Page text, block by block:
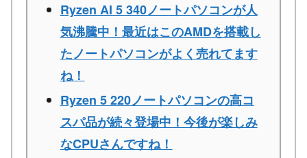
Ryzen AI 5 340ノートパソコンが人
気沸騰中！最近はこのAMDを搭載し
たノートパソコンがよく売れてます
ね！
Ryzen 5 220ノートパソコンの高コ
スパ品が続々登場中！今後が楽しみ
なCPUさんですね！